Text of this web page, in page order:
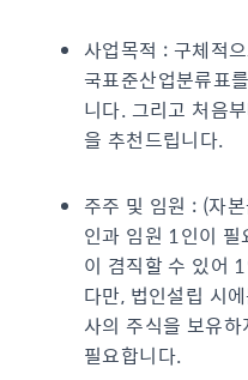
사업목적 : 구체적
국표준산업분류표
니다. 그리고 처음
을 추천드립니다.
주주 및 임원 : (자
인과 임원 1인이
이 겸직할 수 있어
다만, 법인설립 시
사의 주식을 보유
필요합니다.